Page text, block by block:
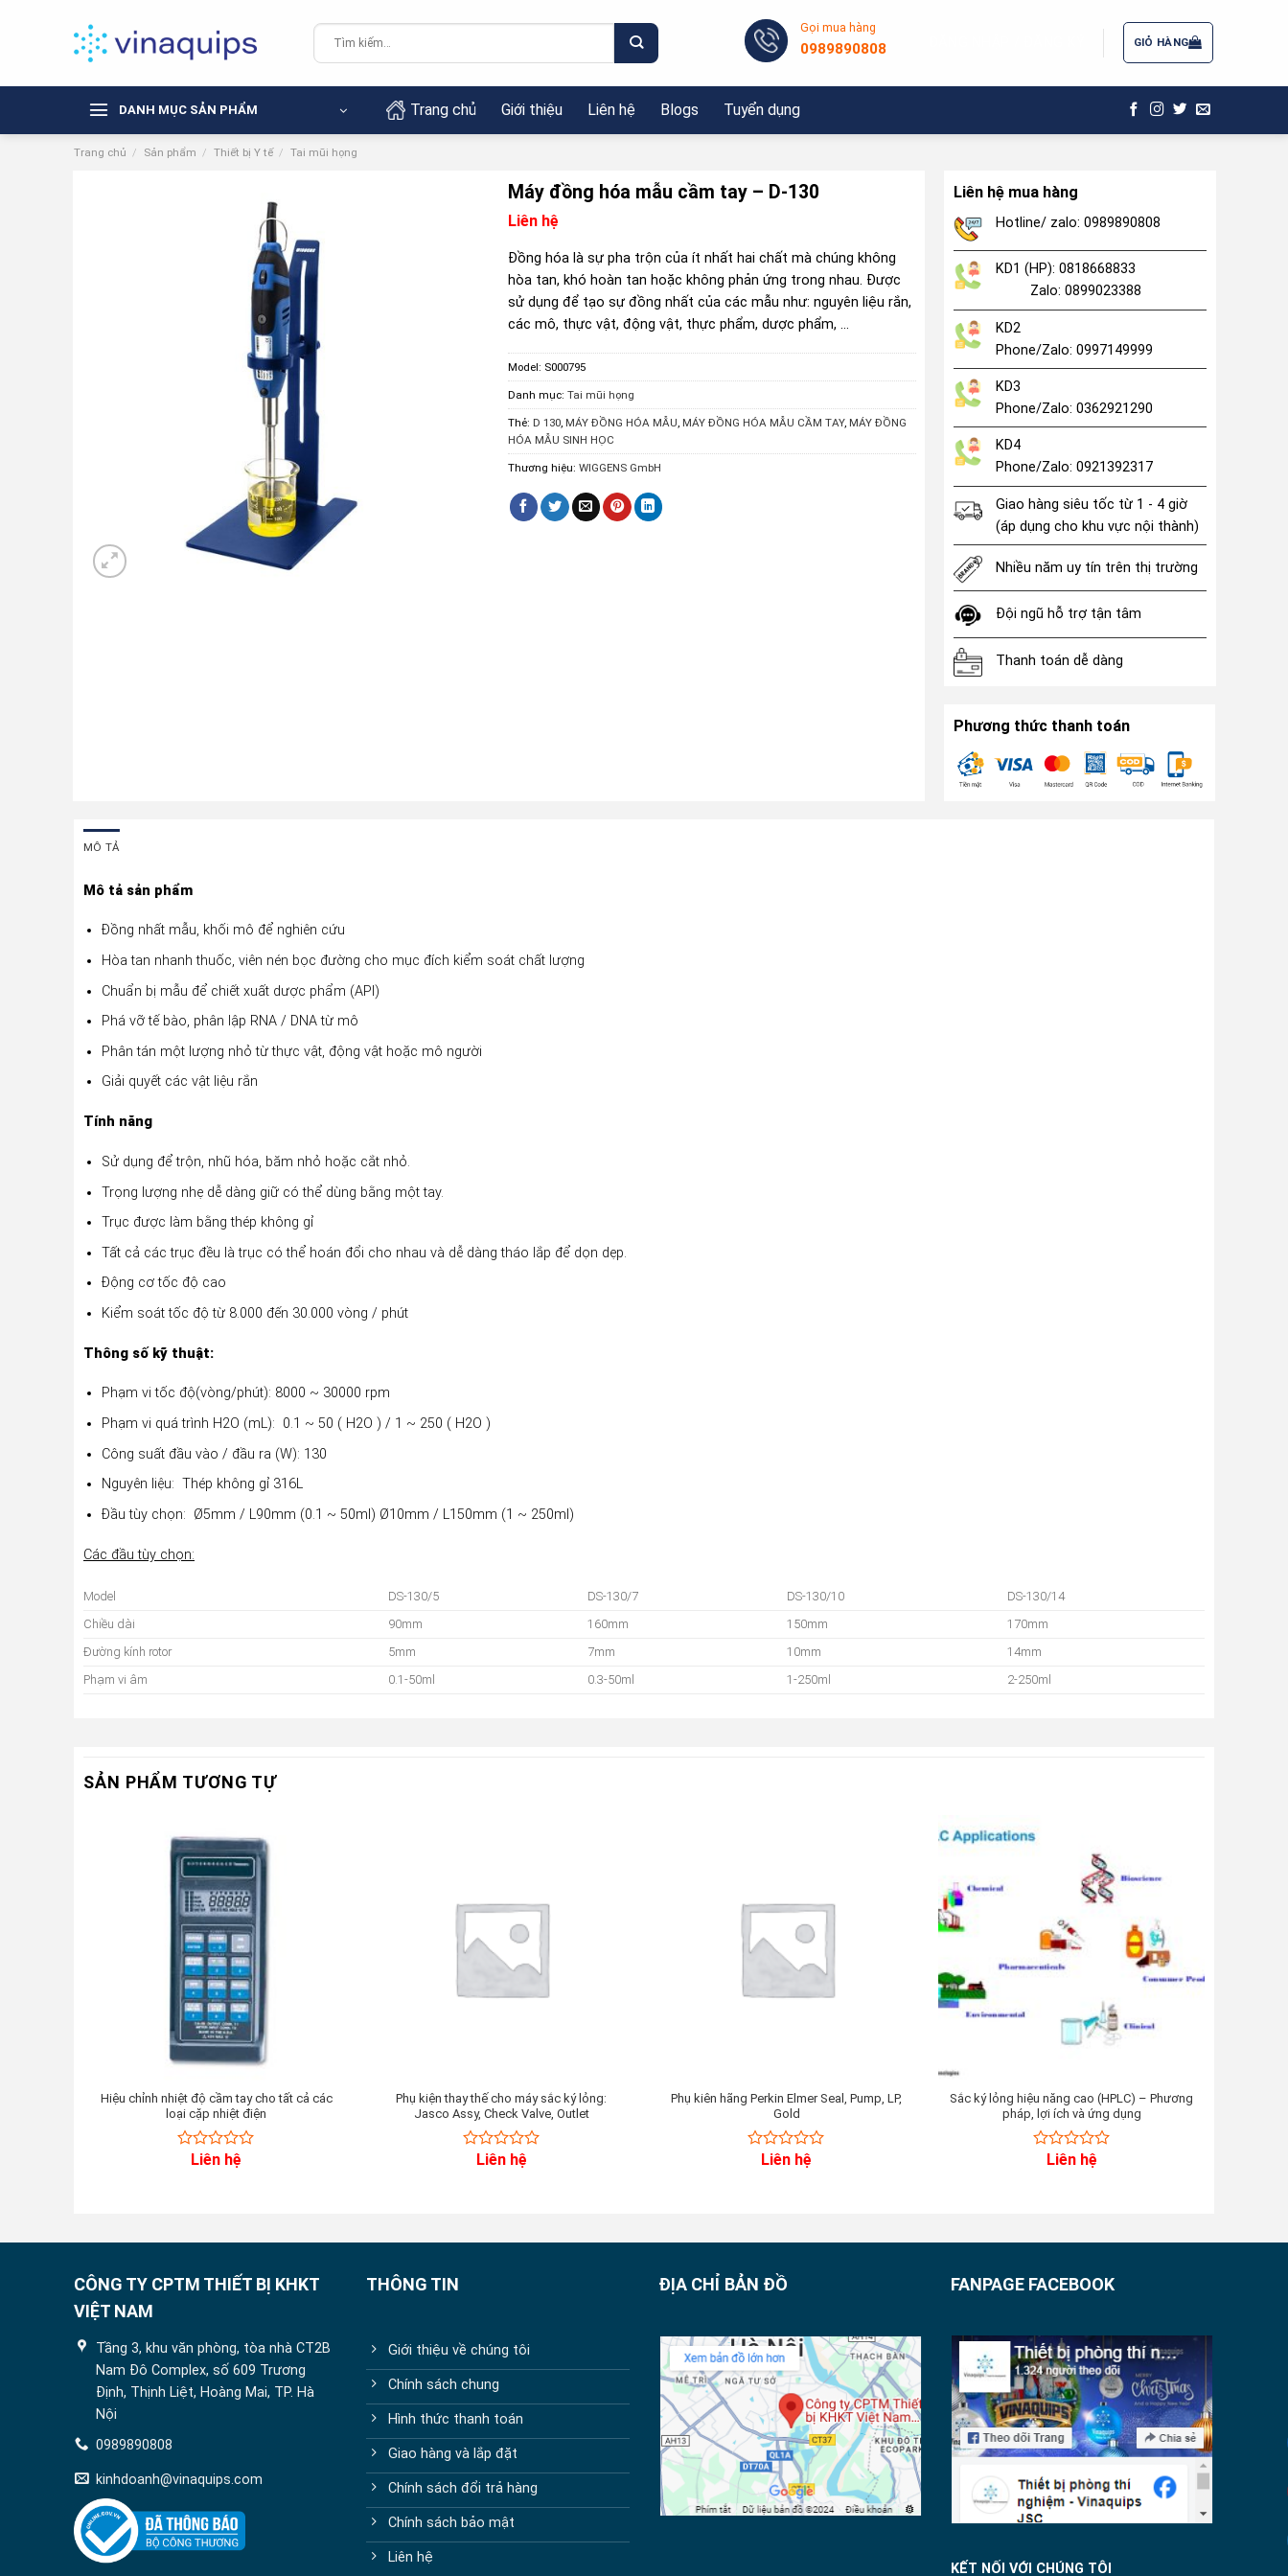
Tìm
kiếm:
Gọi mua hàng
0989890808 GIỎ HÀNG
DANH MỤC SẢN PHẨM Trang chủ Giới thiệu Liên hệ Blogs Tuyển dụng
Trang chủ / Sản phẩm / Thiết bị Y tế / Tai mũi họng
Máy đồng hóa mẫu cầm tay – D-130
Liên hệ
Đồng hóa là sự pha trộn của ít nhất hai chất mà chúng không
hòa tan, khó hoàn tan hoặc không phản ứng trong nhau. Được
sử dụng để tạo sự đồng nhất của các mẫu như: nguyên liệu rắn,
các mô, thực vật, động vật, thực phẩm, dược phẩm, …
Model: S000795
Danh mục:Tai mũi họng
Thẻ: D 130, MÁY ĐỒNG HÓA MẪU, MÁY ĐỒNG HÓA MẪU CẦM TAY, MÁY ĐỒNG
HÓA MẪU SINH HỌC
Thương hiệu:WIGGENS GmbH
Liên hệ mua hàng
Hotline/ zalo: 0989890808
KD1 (HP): 0818668833
Zalo: 0899023388
KD2
Phone/Zalo: 0997149999
KD3
Phone/Zalo: 0362921290
KD4
Phone/Zalo: 0921392317
Giao hàng siêu tốc từ 1 - 4 giờ
(áp dụng cho khu vực nội thành)
Nhiều năm uy tín trên thị trường
Đội ngũ hỗ trợ tận tâm
Thanh toán dễ dàng
Phương thức thanh toán
MÔ TẢ
Mô tả sản phẩm
Đồng nhất mẫu, khối mô để nghiên cứu
Hòa tan nhanh thuốc, viên nén bọc đường cho mục đích kiểm soát chất lượng
Chuẩn bị mẫu để chiết xuất dược phẩm (API)
Phá vỡ tế bào, phân lập RNA / DNA từ mô
Phân tán một lượng nhỏ từ thực vật, động vật hoặc mô người
Giải quyết các vật liệu rắn
Tính năng
Sử dụng để trộn, nhũ hóa, băm nhỏ hoặc cắt nhỏ.
Trọng lượng nhẹ dễ dàng giữ có thể dùng bằng một tay.
Trục được làm bằng thép không gỉ
Tất cả các trục đều là trục có thể hoán đổi cho nhau và dễ dàng tháo lắp để dọn dẹp.
Động cơ tốc độ cao
Kiểm soát tốc độ từ 8.000 đến 30.000 vòng / phút
Thông số kỹ thuật:
Phạm vi tốc độ(vòng/phút): 8000 ~ 30000 rpm
Phạm vi quá trình H2O (mL): 0.1 ~ 50 ( H2O ) / 1 ~ 250 ( H2O )
Công suất đầu vào / đầu ra (W): 130
Nguyên liệu: Thép không gỉ 316L
Đầu tùy chọn: Ø5mm / L90mm (0.1 ~ 50ml) Ø10mm / L150mm (1 ~ 250ml)
Các đầu tùy chọn:
Model DS-130/5 DS-130/7 DS-130/10
DS-130/14
Chiều dài
90mm 160mm 150mm
170mm
Đường kính rotor
5mm 7mm 10mm
14mm
Phạm vi âm
0.1-50ml 0.3-50ml 1-250ml 2-250ml
SẢN PHẨM TƯƠNG TỰ
Hiệu chỉnh nhiệt độ cầm tay cho tất cả các
loại cặp nhiệt điện
Liên hệ
Phụ kiện thay thế cho máy sắc ký lỏng:
Jasco Assy, Check Valve, Outlet
Liên hệ
Phụ kiên hãng Perkin Elmer Seal, Pump, LP,
Gold
Liên hệ
Sắc ký lỏng hiệu năng cao (HPLC) – Phương
pháp, lợi ích và ứng dụng
Liên hệ
CÔNG TY CPTM THIẾT BỊ KHKT
VIỆT NAM
Tầng 3, khu văn phòng, tòa nhà CT2B
Nam Đô Complex, số 609 Trương
Định, Thịnh Liệt, Hoàng Mai, TP. Hà
Nội
0989890808
kinhdoanh@vinaquips.com
THÔNG TIN
Giới thiệu về chúng tôi
Chính sách chung
Hình thức thanh toán
Giao hàng và lắp đặt
Chính sách đổi trả hàng
Chính sách bảo mật
Liên hệ
ĐỊA CHỈ BẢN ĐỒ FANPAGE FACEBOOK
KẾT NỐI VỚI CHÚNG TÔI